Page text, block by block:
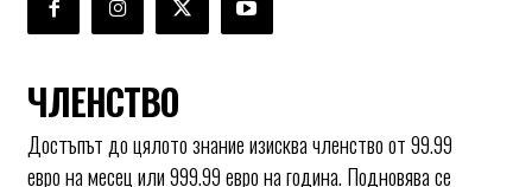
ЧЛЕНСТВО
Достъпът до цялото знание изисква членство от 99.99
евро на месец или 999.99 евро на година. Подновява се